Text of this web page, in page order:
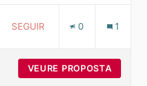
55 SEGUIDORES
SEGUIR 0 1
VEURE PROPOSTA